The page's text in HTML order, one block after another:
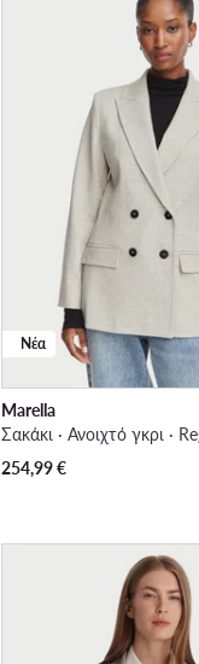
Νέα
Marella
Σακάκι · Ανοιχτό γκρι ·
254,99€